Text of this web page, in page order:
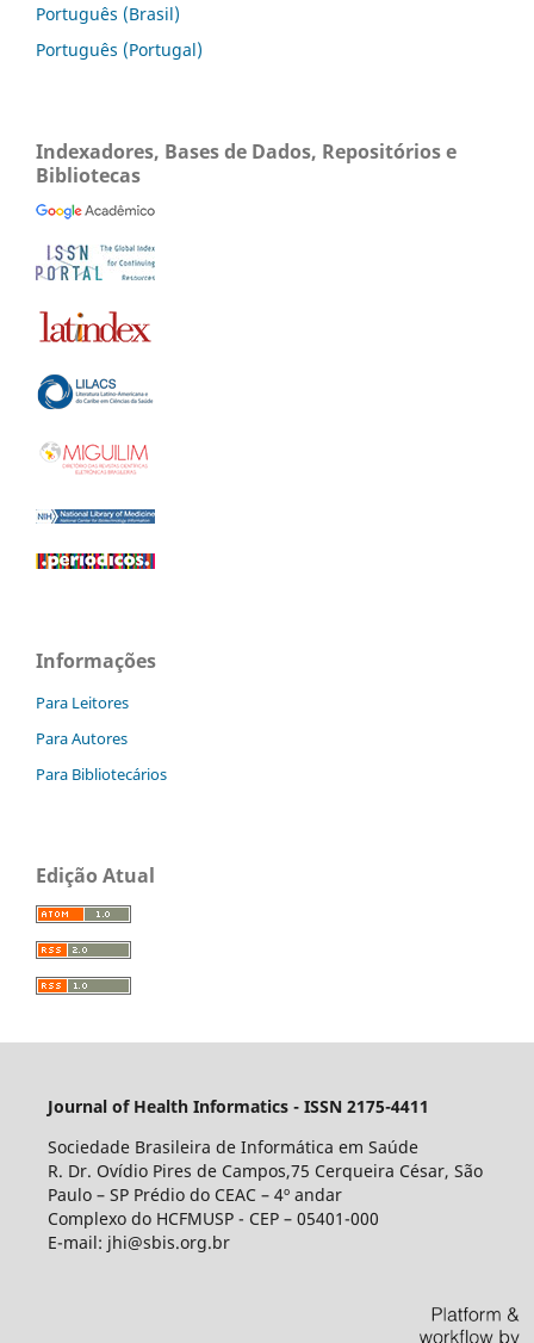
Português (Brasil)
Português (Portugal)
Indexadores, Bases de Dados, Repositórios e
Bibliotecas
Informações
Para Leitores
Para Autores
Para Bibliotecários
Edição Atual
Journal of Health Informatics - ISSN 2175-4411
Sociedade Brasileira de Informática em Saúde
R. Dr. Ovídio Pires de Campos,75 Cerqueira César, São
Paulo – SP Prédio do CEAC – 4º andar
Complexo do HCFMUSP - CEP – 05401-000
E-mail: jhi@sbis.org.br